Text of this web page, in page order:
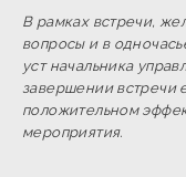
В рамках встречи,
вопросы и в
уст начальника
завершении встречи
положительном
мероприятия.